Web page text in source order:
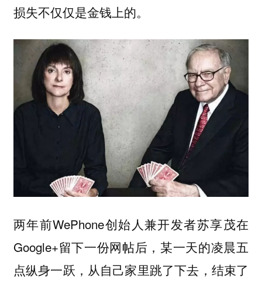
损失不仅仅是金钱上的。
两年前WePhone创始人兼开发者苏享茂在
Google+留下一份网帖后，某一天的凌晨五
点纵身一跃，从自己家里跳了下去，结束了